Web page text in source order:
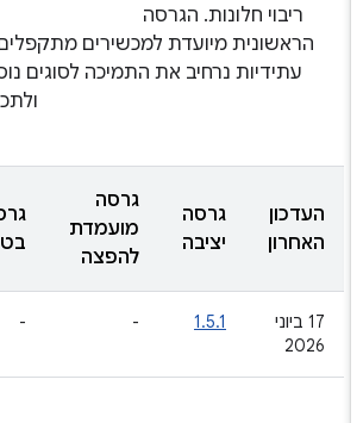
ריבוי חלונות. הגרסה
הראשונית מיועדת למכשירים
עתידיות נרחיב את התמיכה לסוגים
העדכון
האחרון
גרסה
יציבה
גרסה
מועמדת
להפצה
בטא
‫17 ביוני
2026
1.5.1